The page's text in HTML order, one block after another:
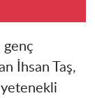
genç
İhsan Taş,